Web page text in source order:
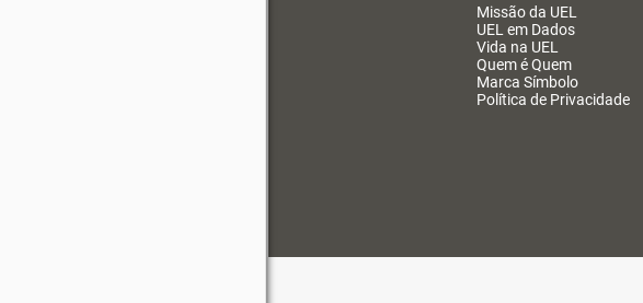
Missão da UEL
UEL em Dados
Vida na UEL
Quem é Quem
Marca Símbolo
Política de Privacidade